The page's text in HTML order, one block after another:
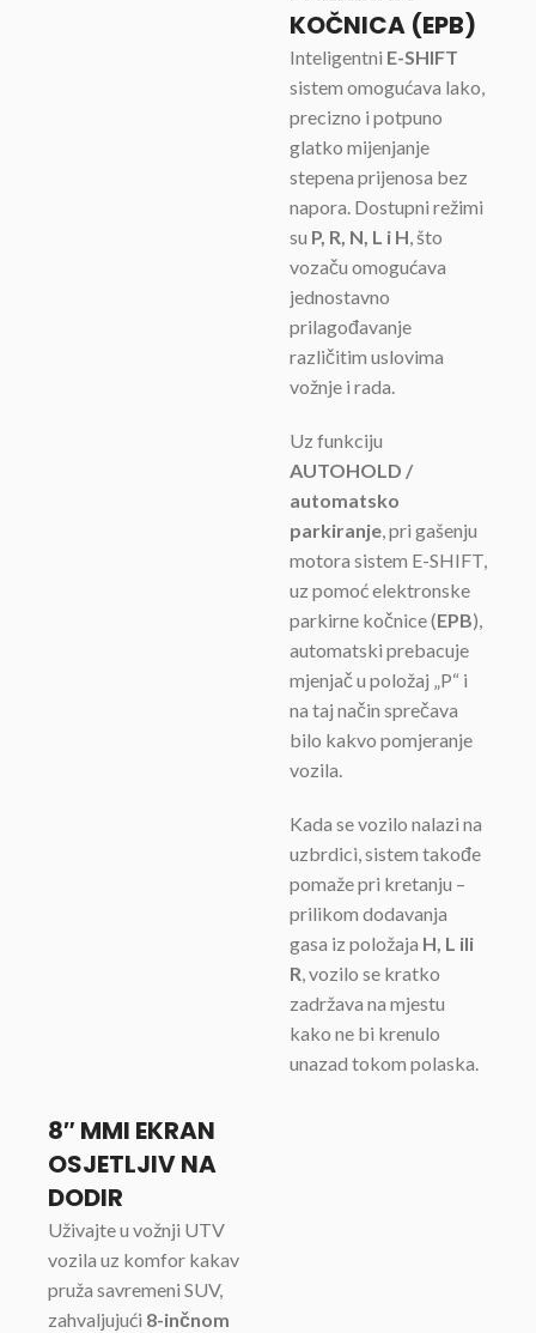
KOČNICA (EPB)
Inteligentni E-SHIFT
sistem omogućava lako,
precizno i potpuno
glatko mijenjanje
stepena prijenosa bez
napora. Dostupni režimi
su P, R, N, L i H, što
vozaču omogućava
jednostavno
prilagođavanje
različitim uslovima
vožnje i rada.
Uz funkciju
AUTOHOLD /
automatsko
parkiranje, pri gašenju
motora sistem E-SHIFT,
uz pomoć elektronske
parkirne kočnice (EPB),
automatski prebacuje
mjenjač u položaj „P“ i
na taj način sprečava
bilo kakvo pomjeranje
vozila.
Kada se vozilo nalazi na
uzbrdici, sistem takođe
pomaže pri kretanju –
prilikom dodavanja
gasa iz položaja H, L ili
R, vozilo se kratko
zadržava na mjestu
kako ne bi krenulo
unazad tokom polaska.
8″ MMI EKRAN
OSJETLJIV NA
DODIR
Uživajte u vožnji UTV
vozila uz komfor kakav
pruža savremeni SUV,
zahvaljujući 8-inčnom